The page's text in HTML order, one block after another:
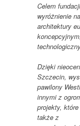
Celem
wyróżnienie
architektury
Dzięki
Szczecin,
pawilony
innymi z
projekty,
także z